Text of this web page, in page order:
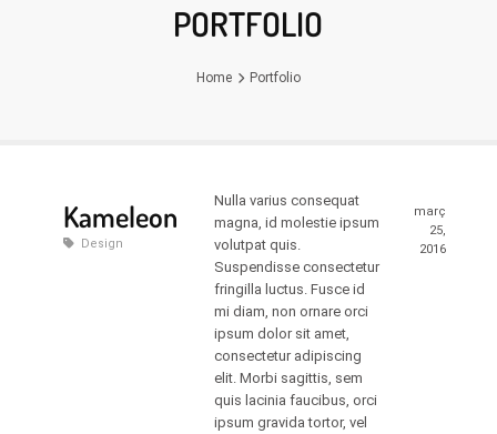
PORTFOLIO
Home Portfolio
Kameleon
Design
març
25,
2016
Nulla varius consequat
magna, id molestie ipsum
volutpat quis.
Suspendisse consectetur
fringilla luctus. Fusce id
mi diam, non ornare orci
ipsum dolor sit amet,
consectetur adipiscing
elit. Morbi sagittis, sem
quis lacinia faucibus, orci
ipsum gravida tortor, vel